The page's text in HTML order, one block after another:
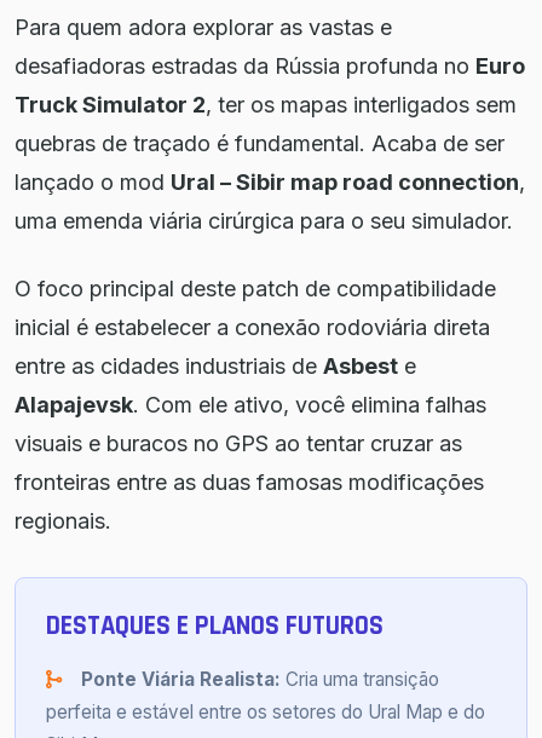
Para quem adora explorar as vastas e
desafiadoras estradas da Rússia profunda no Euro
Truck Simulator 2, ter os mapas interligados sem
quebras de traçado é fundamental. Acaba de ser
lançado o mod Ural – Sibir map road connection,
uma emenda viária cirúrgica para o seu simulador.
O foco principal deste patch de compatibilidade
inicial é estabelecer a conexão rodoviária direta
entre as cidades industriais de Asbest e
Alapajevsk. Com ele ativo, você elimina falhas
visuais e buracos no GPS ao tentar cruzar as
fronteiras entre as duas famosas modificações
regionais.
DESTAQUES E PLANOS FUTUROS
Ponte Viária Realista: Cria uma transição
perfeita e estável entre os setores do Ural Map e do